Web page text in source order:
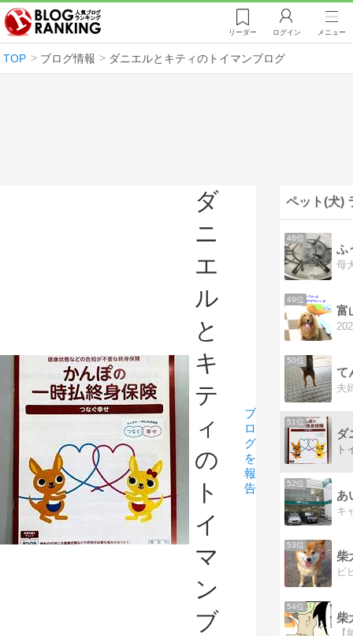
リーダー ログイン メニュー
TOP ブログ情報 ダニエルとキティのトイマンブログ
ダ
ニ
エ
ル
と
キ
テ
ィ
の
ト
イ
マ
ン
ブ
ブ
ロ
グ
を
報
告
ペット(犬)
48位
ふ
49位
富
50位
て
51位
ダ
52位
あ
53位
柴
54位
柴